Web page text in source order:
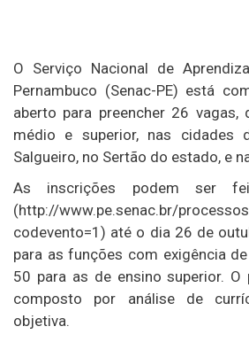
O Serviço Nacional de
Pernambuco (Senac-PE) está
aberto para preencher 26 vagas,
médio e superior, nas cidades
Salgueiro, no Sertão do estado, e
As inscrições podem ser
(http://www.pe.senac.br/
codevento=1) até o dia 26 de
para as funções com exigência
50 para as de ensino superior.
composto por análise de
objetiva.